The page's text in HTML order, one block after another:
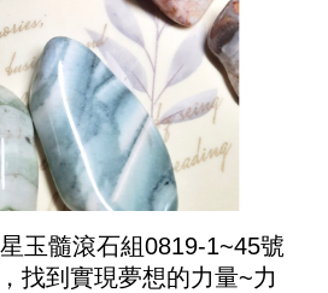
玉髓滾石組0819-1~45號
找到實現夢想的力量~力